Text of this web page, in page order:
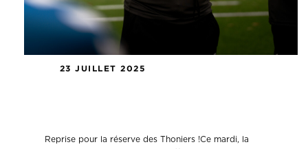
23 JUILLET 2025
Reprise pour la réserve des Thoniers !Ce mardi, la